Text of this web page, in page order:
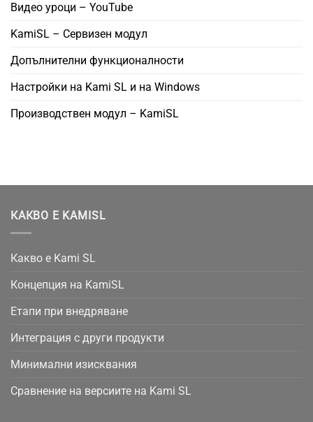
Видео уроци – YouTube
KamiSL – Сервизен модул
Допълнителни функционалности
Настройки на Kami SL и на Windows
Производствен модул – KamiSL
КАКВО Е KAMISL
Какво е Kami SL
Концепция на KamiSL
Етапи при внедряване
Интеграция с други продукти
Минимални изисквания
Сравнение на версиите на Kami SL